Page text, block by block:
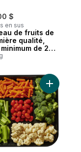
$
en sus
de fruits de
qualité,
de 24
requis
de fruits au panier
Ajouter